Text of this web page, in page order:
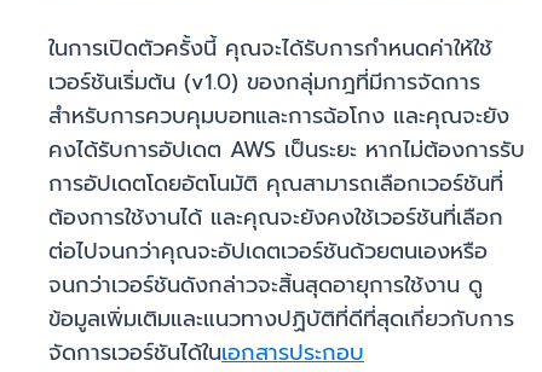
ในการเปิดตัวครั้งนี้ คุณจะได้รับการกำหนดค่าให้ใช้
เวอร์ชันเริ่มต้น (v1.0) ของกลุ่มกฎที่มีการจัดการ
สำหรับการควบคุมบอทและการฉ้อโกง และคุณจะยัง
คงได้รับการอัปเดต AWS เป็นระยะ หากไม่ต้องการรับ
การอัปเดตโดยอัตโนมัติ คุณสามารถเลือกเวอร์ชันที่
ต้องการใช้งานได้ และคุณจะยังคงใช้เวอร์ชันที่เลือก
ต่อไปจนกว่าคุณจะอัปเดตเวอร์ชันด้วยตนเองหรือ
จนกว่าเวอร์ชันดังกล่าวจะสิ้นสุดอายุการใช้งาน ดู
ข้อมูลเพิ่มเติมและแนวทางปฏิบัติที่ดีที่สุดเกี่ยวกับการ
จัดการเวอร์ชันได้ในเอกสารประกอบ